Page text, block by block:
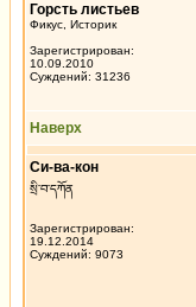
Горсть листьев
Фикус, Историк
Зарегистрирован:
10.09.2010
Суждений: 31236
Наверх
Си-ва-кон
སྲི་བ་དཀོན
Зарегистрирован:
19.12.2014
Суждений: 9073